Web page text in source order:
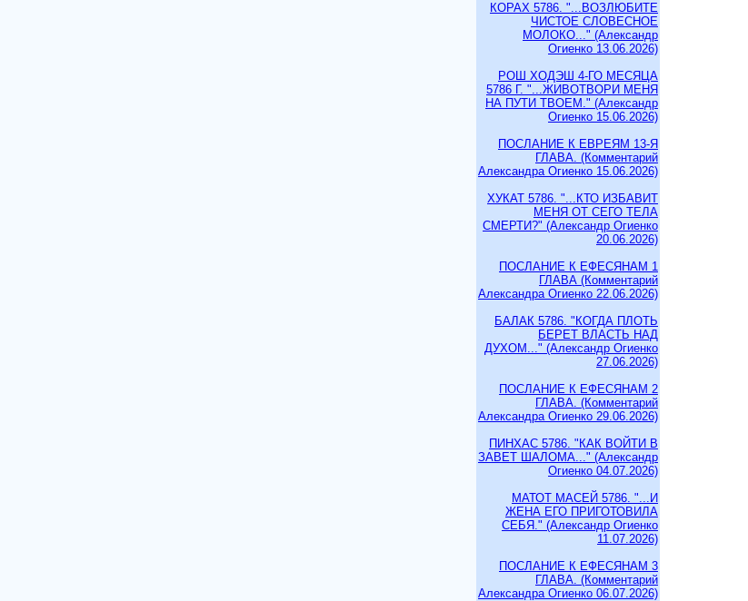
КОРАХ 5786. "...ВОЗЛЮБИТЕ
ЧИСТОЕ СЛОВЕСНОЕ
МОЛОКО..." (Александр
Огиенко 13.06.2026)
РОШ ХОДЭШ 4-ГО МЕСЯЦА
5786 Г. "...ЖИВОТВОРИ МЕНЯ
НА ПУТИ ТВОЕМ." (Александр
Огиенко 15.06.2026)
ПОСЛАНИЕ К ЕВРЕЯМ 13-Я
ГЛАВА. (Комментарий
Александра Огиенко 15.06.2026)
ХУКАТ 5786. "...КТО ИЗБАВИТ
МЕНЯ ОТ СЕГО ТЕЛА
СМЕРТИ?" (Александр Огиенко
20.06.2026)
ПОСЛАНИЕ К ЕФЕСЯНАМ 1
ГЛАВА (Комментарий
Александра Огиенко 22.06.2026)
БАЛАК 5786. "КОГДА ПЛОТЬ
БЕРЕТ ВЛАСТЬ НАД
ДУХОМ..." (Александр Огиенко
27.06.2026)
ПОСЛАНИЕ К ЕФЕСЯНАМ 2
ГЛАВА. (Комментарий
Александра Огиенко 29.06.2026)
ПИНХАС 5786. "КАК ВОЙТИ В
ЗАВЕТ ШАЛОМА..." (Александр
Огиенко 04.07.2026)
МАТОТ МАСЕЙ 5786. "...И
ЖЕНА ЕГО ПРИГОТОВИЛА
СЕБЯ." (Александр Огиенко
11.07.2026)
ПОСЛАНИЕ К ЕФЕСЯНАМ 3
ГЛАВА. (Комментарий
Александра Огиенко 06.07.2026)